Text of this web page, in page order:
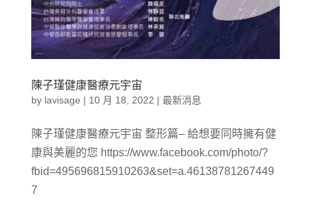
陳子瑾健康醫療元宇宙
by lavisage | 10 月 18, 2022 | 最新消息
陳子瑾健康醫療元宇宙 整形篇– 給想要同時擁有健
康與美麗的您 https://www.facebook.com/photo/?
fbid=495696815910263&set=a.46138781267449
7